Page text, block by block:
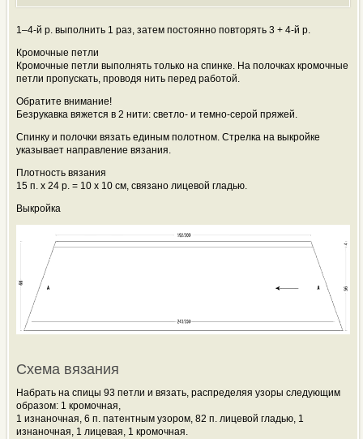
1–4-й р. выполнить 1 раз, затем постоянно повторять 3 + 4-й р.
Кромочные петли
Кромочные петли выполнять только на спинке. На полочках кромочные
петли пропускать, проводя нить перед работой.
Обратите внимание!
Безрукавка вяжется в 2 нити: светло- и темно-серой пряжей.
Спинку и полочки вязать единым полотном. Стрелка на выкройке
указывает направление вязания.
Плотность вязания
15 п. х 24 р. = 10 х 10 см, связано лицевой гладью.
Выкройка
Схема вязания
Набрать на спицы 93 петли и вязать, распределяя узоры следующим
образом: 1 кромочная,
1 изнаночная, 6 п. патентным узором, 82 п. лицевой гладью, 1
изнаночная, 1 лицевая, 1 кромочная.